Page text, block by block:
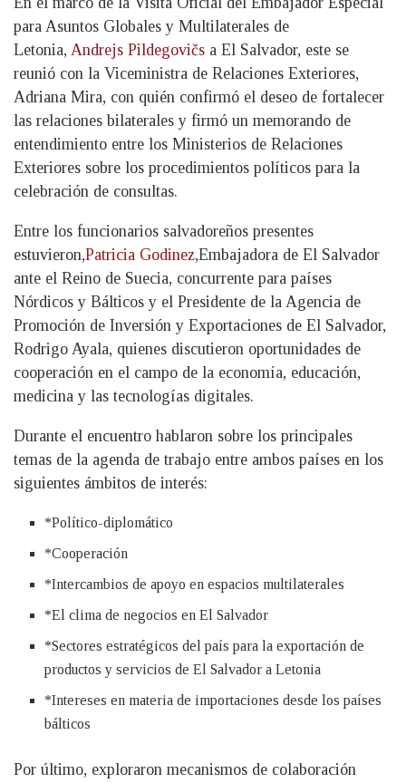
para Asuntos Globales y Multilaterales de
Letonia, Andrejs Pildegovičs a El Salvador, este se
reunió con la Viceministra de Relaciones Exteriores,
Adriana Mira, con quién confirmó el deseo de fortalecer
las relaciones bilaterales y firmó un memorando de
entendimiento entre los Ministerios de Relaciones
Exteriores sobre los procedimientos políticos para la
celebración de consultas.
Entre los funcionarios salvadoreños presentes
estuvieron,Patricia Godinez,Embajadora de El Salvador
ante el Reino de Suecia, concurrente para países
Nórdicos y Bálticos y el Presidente de la Agencia de
Promoción de Inversión y Exportaciones de El Salvador,
Rodrigo Ayala, quienes discutieron oportunidades de
cooperación en el campo de la economía, educación,
medicina y las tecnologías digitales.
Durante el encuentro hablaron sobre los principales
temas de la agenda de trabajo entre ambos países en los
siguientes ámbitos de interés:
*Político-diplomático
*Cooperación
*Intercambios de apoyo en espacios multilaterales
*El clima de negocios en El Salvador
*Sectores estratégicos del país para la exportación de
productos y servicios de El Salvador a Letonia
*Intereses en materia de importaciones desde los países
bálticos
Por último, exploraron mecanismos de colaboración